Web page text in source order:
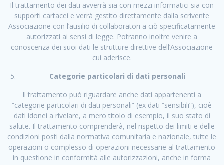
Il trattamento dei dati avverrà sia con mezzi informatici sia con
supporti cartacei e verrà gestito direttamente dalla scrivente
Associazione con l’ausilio di collaboratori a ciò specificatamente
autorizzati ai sensi di legge. Potranno inoltre venire a
conoscenza dei suoi dati le strutture direttive dell’Associazione
cui aderisce.
Categorie particolari di dati personali
Il trattamento può riguardare anche dati appartenenti a
“categorie particolari di dati personali” (ex dati “sensibili”), cioè
dati idonei a rivelare, a mero titolo di esempio, il suo stato di
salute. Il trattamento comprenderà, nel rispetto dei limiti e delle
condizioni posti dalla normativa comunitaria e nazionale, tutte le
operazioni o complesso di operazioni necessarie al trattamento
in questione in conformità alle autorizzazioni, anche in forma